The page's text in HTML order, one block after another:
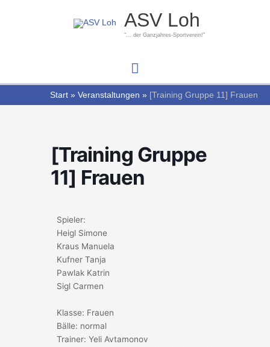
ASV Loh
"... der Ganzjahres-Sportverein!"
Hauptmenü
Start Veranstaltungen [Training Gruppe 11] Frauen
[Training Gruppe
11] Frauen
Spieler:
Heigl Simone
Kraus Manuela
Kufner Tanja
Pawlak Katrin
Sigl Carmen
Klasse: Frauen
Bälle: normal
Trainer: Yeli Avtamonov